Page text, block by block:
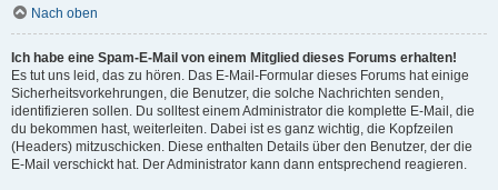
Nach oben
Ich habe eine Spam-E-Mail von einem Mitglied dieses Forums erhalten!
Es tut uns leid, das zu hören. Das E-Mail-Formular dieses Forums hat einige
Sicherheitsvorkehrungen, die Benutzer, die solche Nachrichten senden,
identifizieren sollen. Du solltest einem Administrator die komplette E-Mail, die
du bekommen hast, weiterleiten. Dabei ist es ganz wichtig, die Kopfzeilen
(Headers) mitzuschicken. Diese enthalten Details über den Benutzer, der die
E-Mail verschickt hat. Der Administrator kann dann entsprechend reagieren.